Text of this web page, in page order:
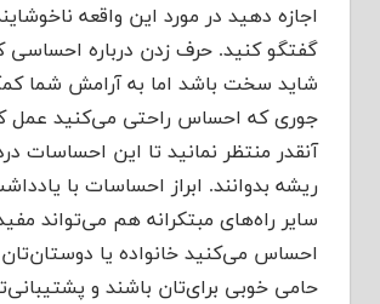
اجازه دهید در مورد این واقعه
گفتگو کنید. حرف زدن درباره احساسی
شاید سخت باشد اما به آرامش شما
جوری که احساس راحتی می‌کنید عمل
آنقدر منتظر نمانید تا این احساسات
ریشه بدوانند. ابراز احساسات با
سایر راه‌های مبتکرانه هم می‌تواند
احساس می‌کنید خانواده یا دوستان‌تان
حامی خوبی برای‌تان باشند و